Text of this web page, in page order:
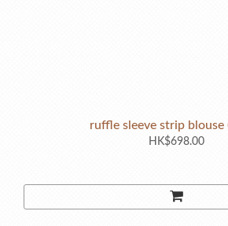
ruffle sleeve strip blouse
HK$698.00